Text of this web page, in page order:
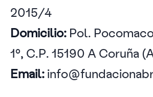
2015/4
Domicilio: Pol.
1º, C.P. 15190 A Coruña
Email: